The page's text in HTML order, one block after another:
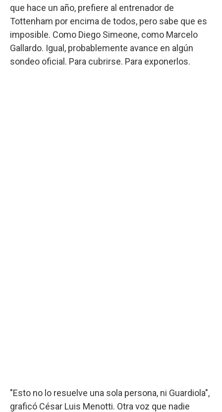
que hace un año, prefiere al entrenador de
Tottenham por encima de todos, pero sabe que es
imposible. Como Diego Simeone, como Marcelo
Gallardo. Igual, probablemente avance en algún
sondeo oficial. Para cubrirse. Para exponerlos.
"Esto no lo resuelve una sola persona, ni Guardiola",
graficó César Luis Menotti. Otra voz que nadie